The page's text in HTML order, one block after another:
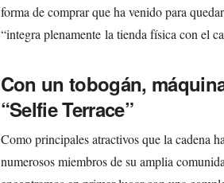
forma de comprar que ha venido para
“integra plenamente la tienda física con el
Con un tobogán,
“Selfie Terrace”
Como principales atractivos que la cadena
numerosos miembros de su amplia